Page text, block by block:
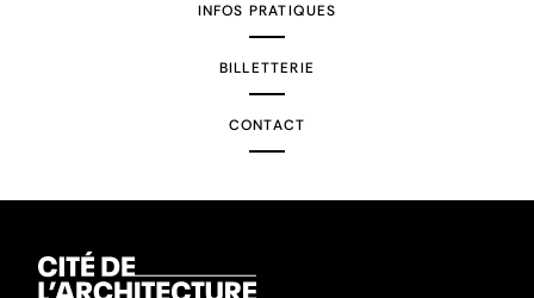
INFOS PRATIQUES
BILLETTERIE
CONTACT